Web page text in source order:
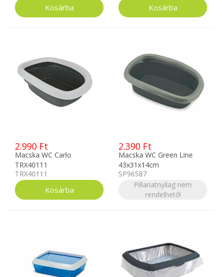
2.990 Ft
Macska WC Carlo
TRX40111
TRX40111
2.390 Ft
Macska WC Green Line
43x31x14cm
Sötétkék/szürke
SP96587
Pillanatnyilag nem
rendelhető!